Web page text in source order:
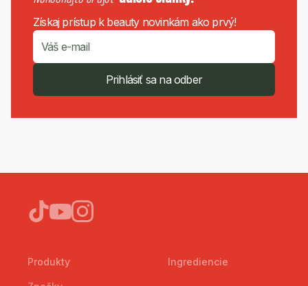
Získaj prístup k beauty novinkám ako prvý!
Prihlásiť sa na odber
Produkty Ingrediencie